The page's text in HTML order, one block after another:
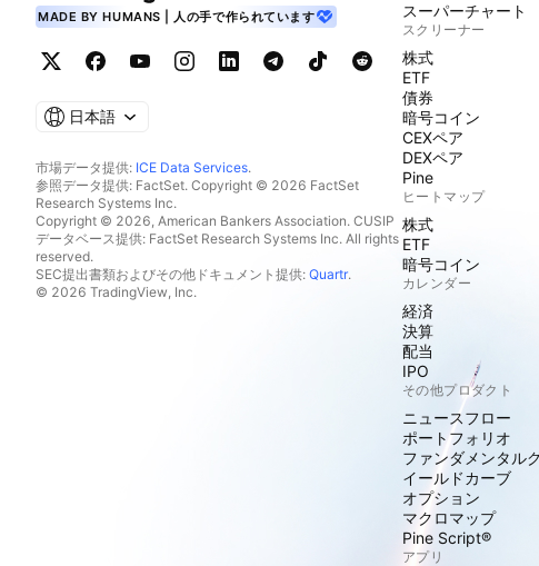
MADE BY HUMANS | 人の手で作られています
日本語
市場データ提供: ICE Data Services.
参照データ提供: FactSet. Copyright © 2026 FactSet
Research Systems Inc.
Copyright © 2026, American Bankers Association. CUSIP
データベース提供: FactSet Research Systems Inc. All rights
reserved.
SEC提出書類およびその他ドキュメント提供: Quartr.
© 2026 TradingView, Inc.
スーパーチャート
スクリーナー
株式
ETF
債券
暗号コイン
CEXペア
DEXペア
Pine
ヒートマップ
株式
ETF
暗号コイン
カレンダー
経済
決算
配当
IPO
その他プロダクト
ニュースフロー
ポートフォリオ
ファンダメンタル
イールドカーブ
オプション
マクロマップ
Pine Script®
アプリ